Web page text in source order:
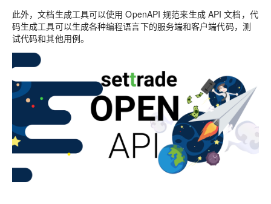
此外，文档生成工具可以使用 OpenAPI 规范来生成 API 文档，代
码生成工具可以生成各种编程语言下的服务端和客户端代码，测
试代码和其他用例。